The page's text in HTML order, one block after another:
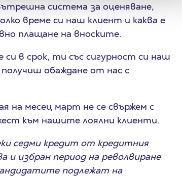
система за оценяване,
време си наш клиент и каква е
плащане на вноските.
в срок, ти със сигурност си наш
обаждане от нас с
на месец март не се свържем с
към нашите лоялни клиенти.
седми кредит от кредитния
и избран период на револвиране
подлежат на